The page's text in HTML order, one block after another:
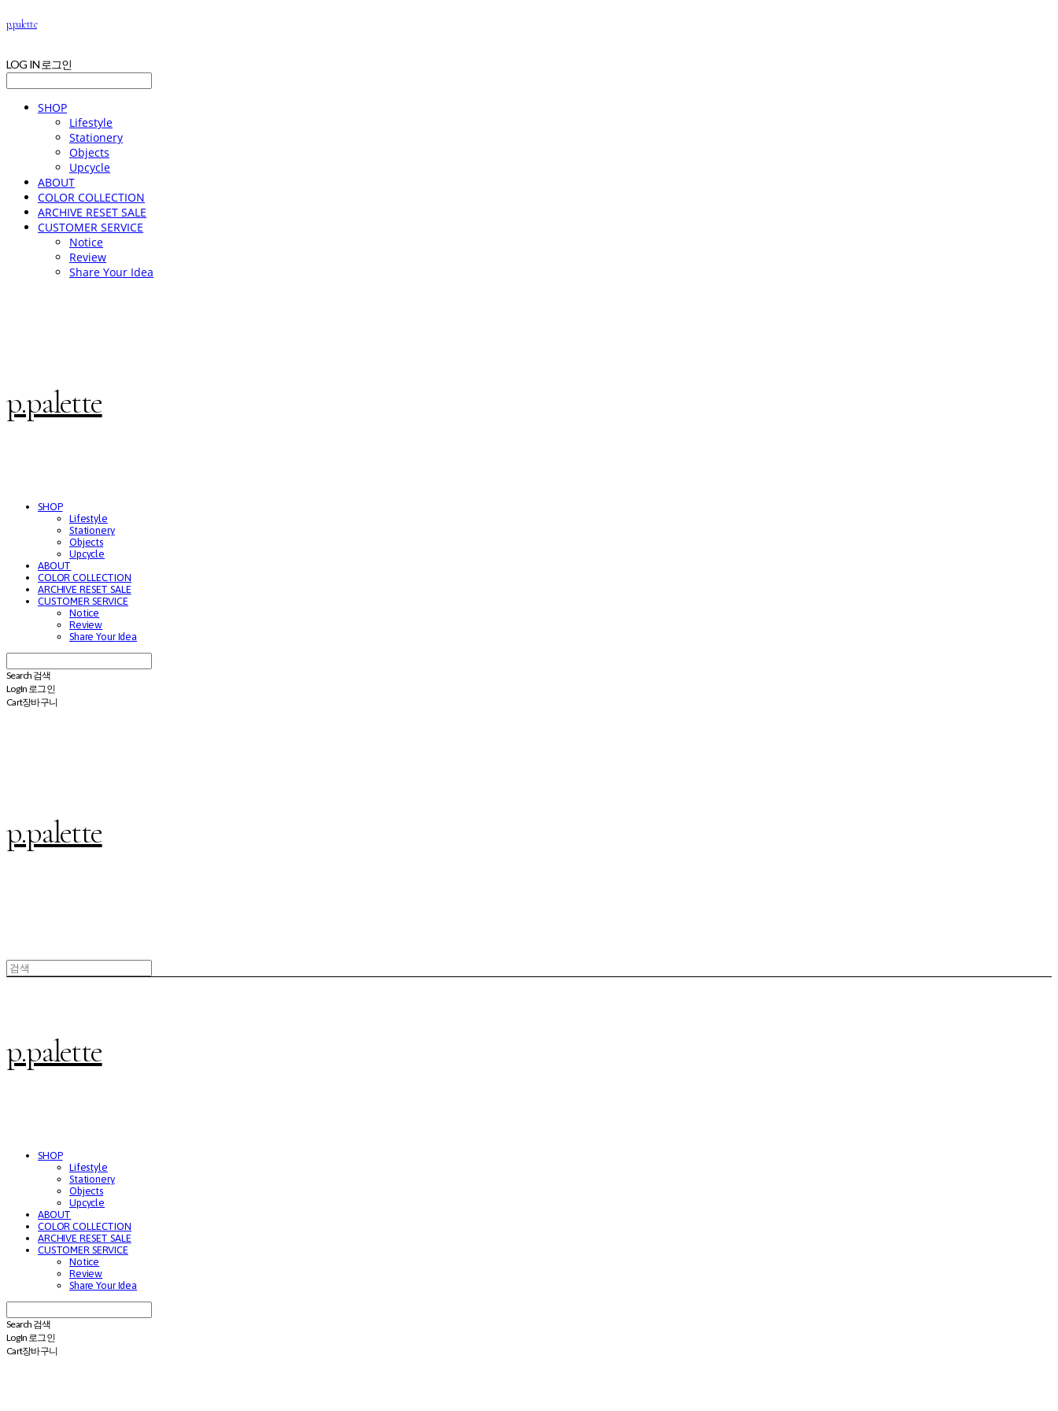
p.palette
LOG IN 로그인
SHOP
Lifestyle
Stationery
Objects
Upcycle
ABOUT
COLOR COLLECTION
ARCHIVE RESET SALE
CUSTOMER SERVICE
Notice
Review
Share Your Idea
p.palette
SHOP
Lifestyle
Stationery
Objects
Upcycle
ABOUT
COLOR COLLECTION
ARCHIVE RESET SALE
CUSTOMER SERVICE
Notice
Review
Share Your Idea
Search 검색
Log In 로그인
Cart장바구니
p.palette
p.palette
SHOP
Lifestyle
Stationery
Objects
Upcycle
ABOUT
COLOR COLLECTION
ARCHIVE RESET SALE
CUSTOMER SERVICE
Notice
Review
Share Your Idea
Search 검색
Log In 로그인
Cart장바구니